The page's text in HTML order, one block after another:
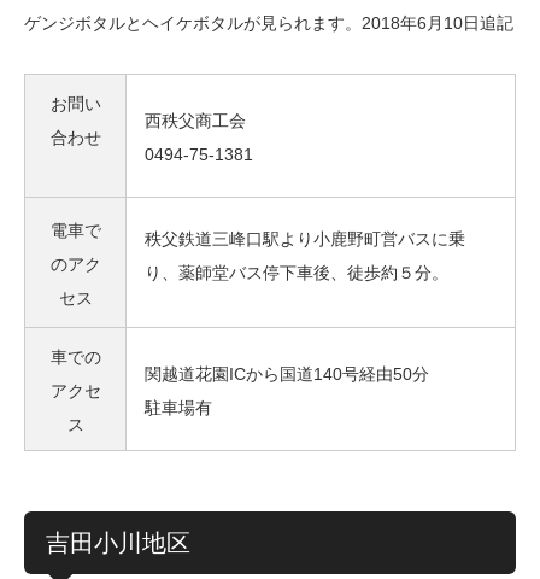
ゲンジボタルとヘイケボタルが見られます。2018年6月10日追記
お問い
合わせ
西秩父商工会
0494-75-1381
電車で
のアク
セス
秩父鉄道三峰口駅より小鹿野町営バスに乗
り、薬師堂バス停下車後、徒歩約５分。
車での
アクセ
ス
関越道花園ICから国道140号経由50分
駐車場有
吉田小川地区